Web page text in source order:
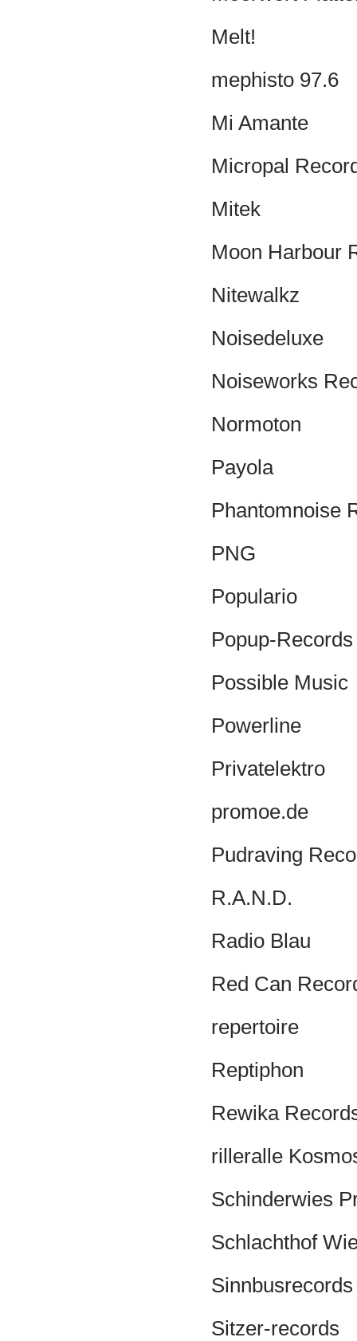
Melt!
mephisto 97.6
Mi Amante
Micropal
Mitek
Moon Harbour
Nitewalkz
Noisedeluxe
Noiseworks
Normoton
Payola
Phantomnoise
PNG
Populario
Popup-Records
Possible Music
Powerline
Privatelektro
promoe.de
Pudraving
R.A.N.D.
Radio Blau
Red Can
repertoire
Reptiphon
Rewika
rilleralle
Schinderwies
Schlachthof
Sinnbusrecords
Sitzer-records